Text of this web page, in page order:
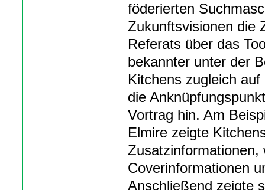
föderierten
Zukunftsvisionen die
Referats über das
bekannter unter der
Kitchens zugleich
die
Vortrag hin. Am
Elmire zeigte
Zusatzinformationen,
Coverinformationen
Anschließend zeigte